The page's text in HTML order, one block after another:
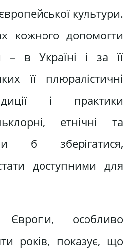
культури.
кожного допомогти
– в Україні і за її
її плюралістичні
і практики
етнічні та
б зберігатися,
доступними для
Європи, особливо
років, показує, що